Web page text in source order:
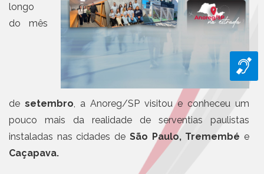
longo
do mês
de setembro , a Anoreg/SP visitou e conheceu um
pouco mais da realidade de serventias paulistas
instaladas nas cidades de São Paulo, Tremembé e
Caçapava.